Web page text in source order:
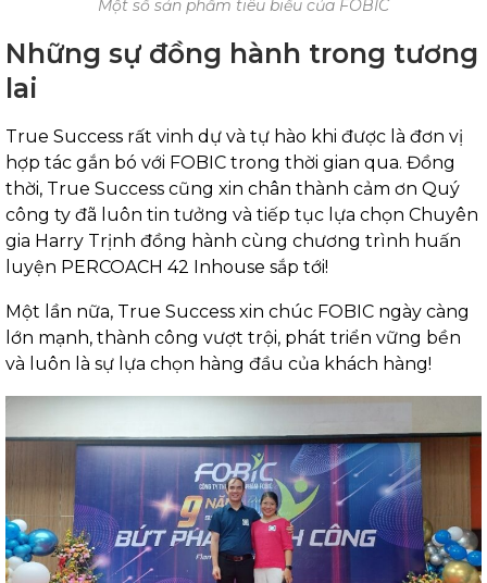
Một số sản phẩm tiêu biểu của FOBIC
Những sự đồng hành trong tương
lai
True Success rất vinh dự và tự hào khi được là đơn vị
hợp tác gắn bó với FOBIC trong thời gian qua. Đồng
thời, True Success cũng xin chân thành cảm ơn Quý
công ty đã luôn tin tưởng và tiếp tục lựa chọn Chuyên
gia Harry Trịnh đồng hành cùng chương trình huấn
luyện PERCOACH 42 Inhouse sắp tới!
Một lần nữa, True Success xin chúc FOBIC ngày càng
lớn mạnh, thành công vượt trội, phát triển vững bền
và luôn là sự lựa chọn hàng đầu của khách hàng!